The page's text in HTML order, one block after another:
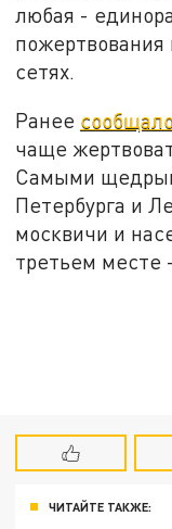
любая -
сетях.
Ранее
чаще
Самыми
Петербурга и
москвичи и
третьем месте
ЧИТАЙТЕ ТАКЖЕ: